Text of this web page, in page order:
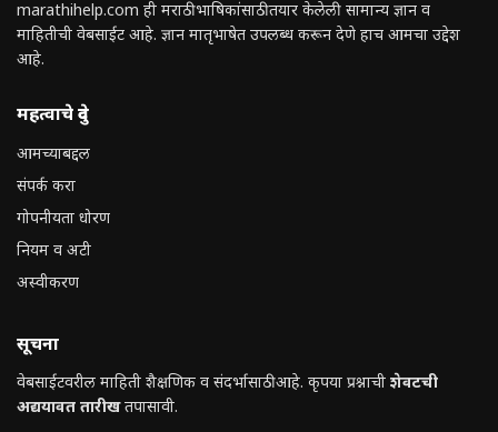
marathihelp.com ही मराठी भाषिकांसाठी तयार केलेली सामान्य ज्ञान व
माहितीची वेबसाईट आहे. ज्ञान मातृभाषेत उपलब्ध करून देणे हाच आमचा उद्देश
आहे.
महत्वाचे दुवे
आमच्याबद्दल
संपर्क करा
गोपनीयता धोरण
नियम व अटी
अस्वीकरण
सूचना
वेबसाईटवरील माहिती शैक्षणिक व संदर्भासाठी आहे. कृपया प्रश्नाची शेवटची
अद्ययावत तारीखतपासावी.